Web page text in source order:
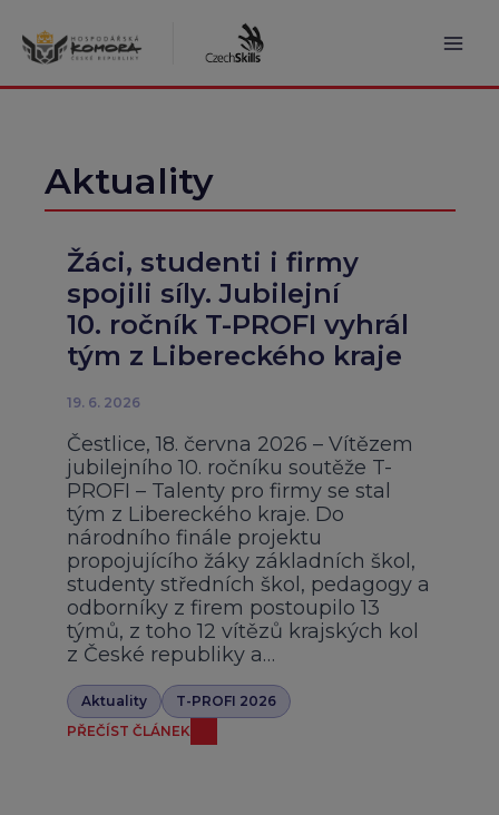
obsah
Aktuality
Žáci, studenti i firmy
spojili síly. Jubilejní
10. ročník T-PROFI vyhrál
tým z Libereckého kraje
19. 6. 2026
Čestlice, 18. června 2026 – Vítězem
jubilejního 10. ročníku soutěže T-
PROFI – Talenty pro firmy se stal
tým z Libereckého kraje. Do
národního finále projektu
propojujícího žáky základních škol,
studenty středních škol, pedagogy a
odborníky z firem postoupilo 13
týmů, z toho 12 vítězů krajských kol
z České republiky a…
Aktuality
T-PROFI 2026
PŘEČÍST ČLÁNEK